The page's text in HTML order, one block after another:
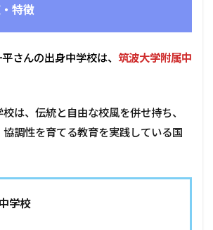
特徴
さんの出身中学校は、 筑波大学附属中
は、伝統と自由な校風を併せ持ち、
協調性を育てる教育を実践している国
学校